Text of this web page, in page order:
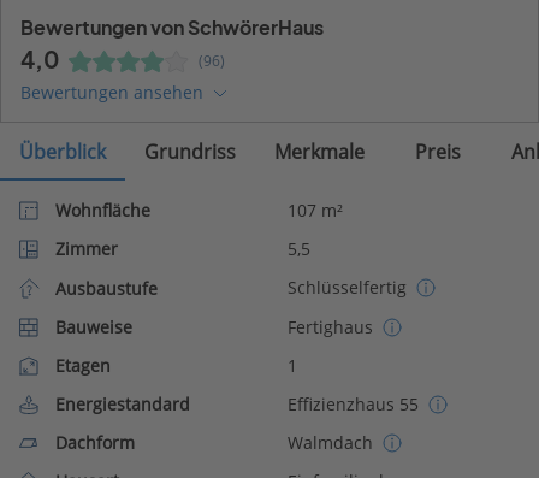
Bewertungen von SchwörerHaus
4,0 (96)
Bewertungen ansehen
Überblick Grundriss Merkmale Preis
Wohnfläche
107 m²
Zimmer
5,5
Ausbaustufe
Schlüsselfertig
Bauweise
Fertighaus
Etagen
1
Energiestandard
Effizienzhaus 55
Dachform
Walmdach